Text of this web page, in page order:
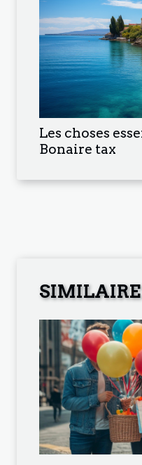
Les choses
Bonaire tax
SIMILAIRE